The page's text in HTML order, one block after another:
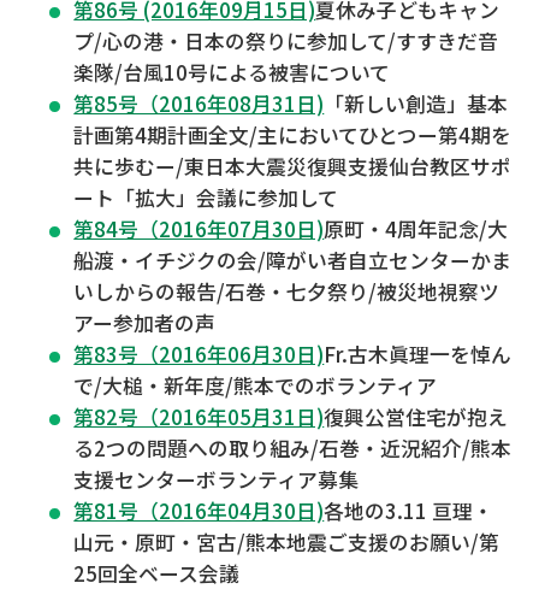
第86号 (2016年09月15日)夏休み子どもキャン
プ/心の港・日本の祭りに参加して/すすきだ音
楽隊/台風10号による被害について
第85号（2016年08月31日) 「新しい創造」基本
計画第4期計画全文/主においてひとつー第4期を
共に歩むー/東日本大震災復興支援仙台教区サポ
ート「拡大」会議に参加して
第84号（2016年07月30日)原町・4周年記念/大
船渡・イチジクの会/障がい者自立センターかま
いしからの報告/石巻・七夕祭り/被災地視察ツ
アー参加者の声
第83号（2016年06月30日)Fr.古木眞理一を悼ん
で/大槌・新年度/熊本でのボランティア
第82号（2016年05月31日)復興公営住宅が抱え
る2つの問題への取り組み/石巻・近況紹介/熊本
支援センターボランティア募集
第81号（2016年04月30日)各地の3.11 亘理・
山元・原町・宮古/熊本地震ご支援のお願い/第
25回全ベース会議